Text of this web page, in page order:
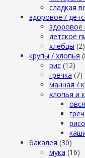
сладкая
здоровое /
здоровое
детское
хлебцы (2)
крупы / хлопья
рис (12)
гречка (7)
манная /
хлопья и
бакалея (30)
мука (16)